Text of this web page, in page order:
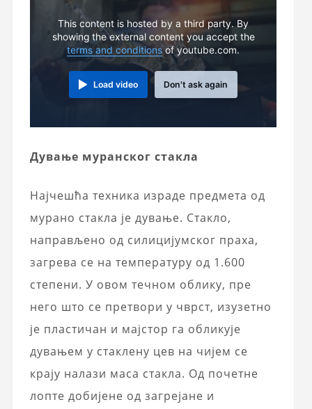
This content is hosted by a third party. By
showing the external content you accept the
terms and conditionsof youtube.com.
Load video Don't ask again
Дување муранског стакла
Најчешћа техника израде предмета од
мурано стакла је дување. Стакло,
направљено од силицијумског праха,
загрева се на температуру од 1.600
степени. У овом течном облику, пре
него што се претвори у чврст, изузетно
је пластичан и мајстор га обликује
дувањем у стаклену цев на чијем се
крају налази маса стакла. Од почетне
лопте добијене од загрејане и